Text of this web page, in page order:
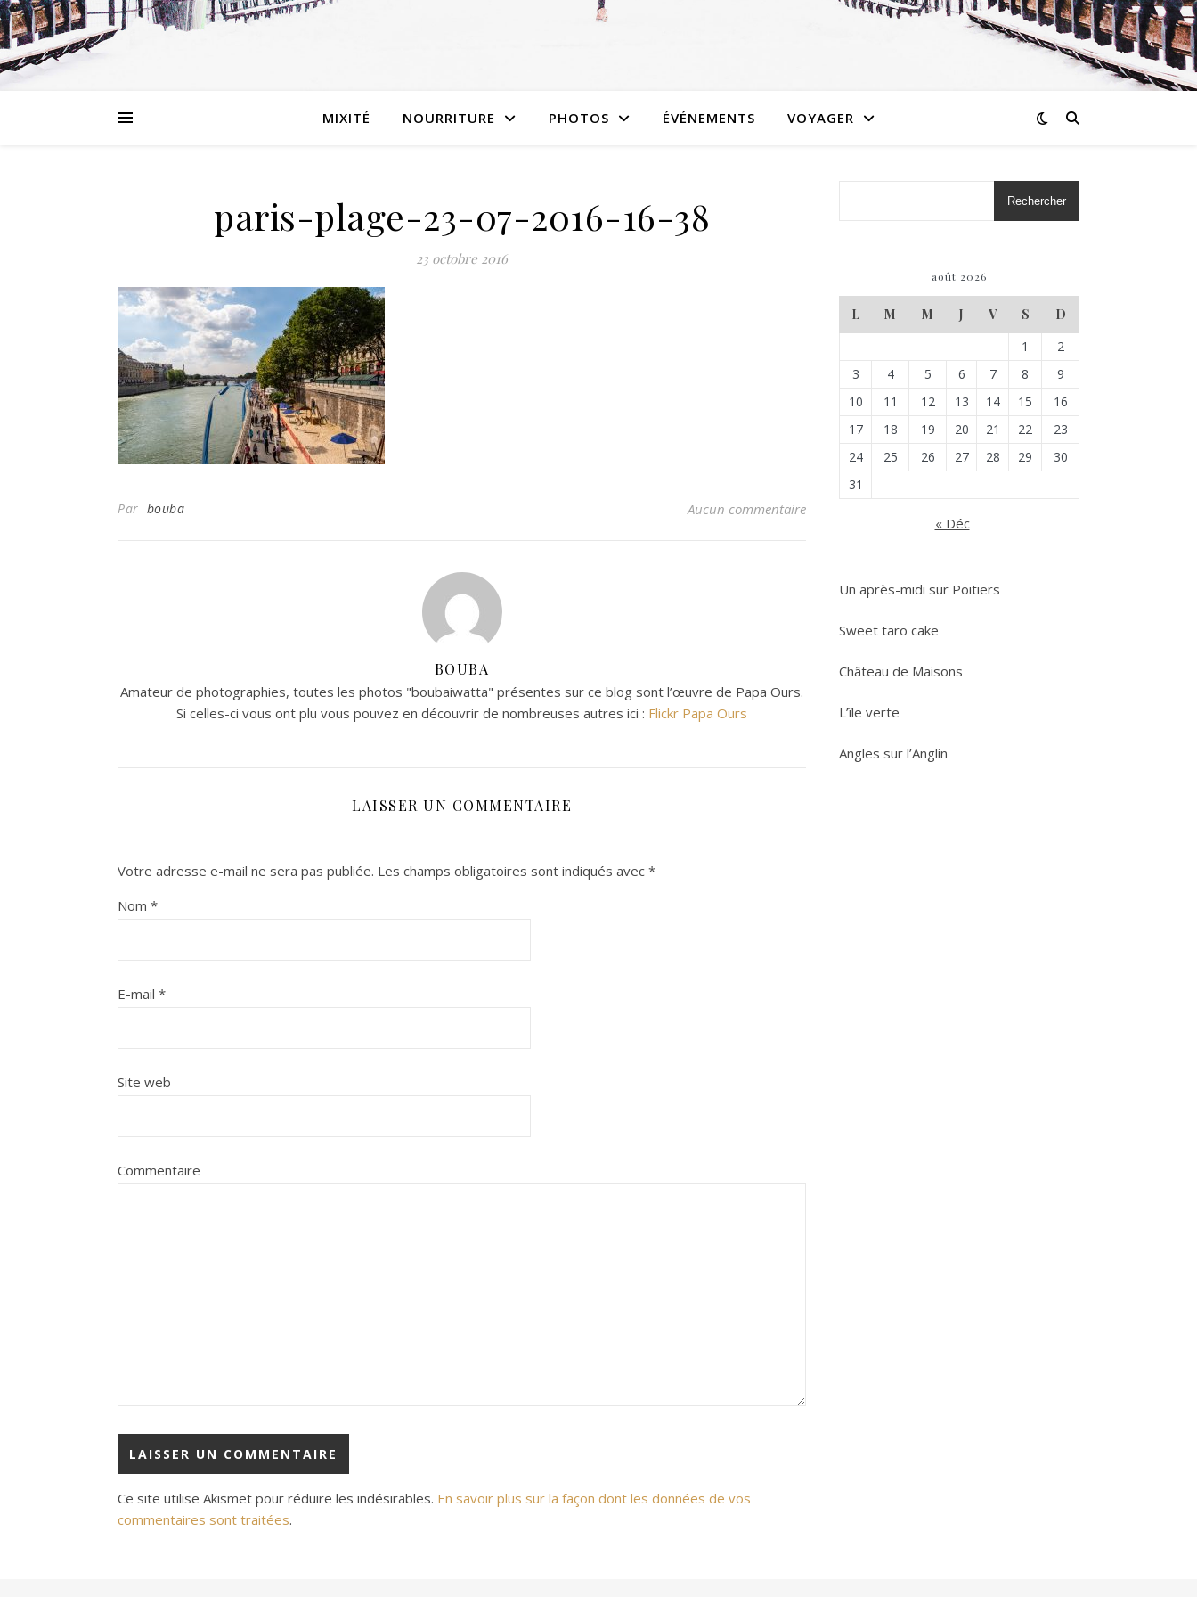
MIXITÉ NOURRITURE PHOTOS ÉVÉNEMENTS VOYAGER
paris-plage-23-07-2016-16-38
23 octobre 2016
Par bouba Aucun commentaire
BOUBA
Amateur de photographies, toutes les photos "boubaiwatta" présentes sur ce blog sont l’œuvre de Papa Ours.
Si celles-ci vous ont plu vous pouvez en découvrir de nombreuses autres ici : Flickr Papa Ours
LAISSER UN COMMENTAIRE
Votre adresse e-mail ne sera pas publiée. Les champs obligatoires sont indiqués avec *
Nom *
E-mail *
Site web
Commentaire
Ce site utilise Akismet pour réduire les indésirables. En savoir plus sur la façon dont les données de vos
commentaires sont traitées.
Rechercher
août 2026
L M M J V S
D
1
2
3
4 5 6 7 8
9
10
11 12 13 14 15
16
17
18 19 20 21 22
23
24
25 26 27 28 29
30
31
« Déc
Un après-midi sur Poitiers
Sweet taro cake
Château de Maisons
L’île verte
Angles sur l’Anglin